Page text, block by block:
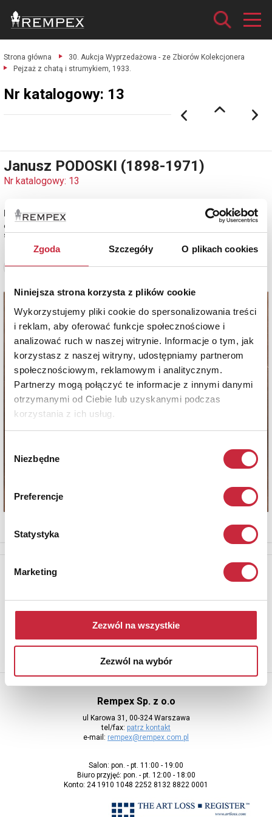
Zgoda Szczegóły O plikach cookies
Niniejsza strona korzysta z plików cookie
Wykorzystujemy pliki cookie do spersonalizowania treści
i reklam, aby oferować funkcje społecznościowe i
analizować ruch w naszej witrynie. Informacje o tym, jak
korzystasz z naszej witryny, udostępniamy partnerom
społecznościowym, reklamowym i analitycznym.
Partnerzy mogą połączyć te informacje z innymi danymi
otrzymanymi od Ciebie lub uzyskanymi podczas
korzystania z ich usług.
zgody
Niezbędne
Preferencje
Statystyka
Marketing
Zezwól na wszystkie
Zezwól na wybór
Strona główna
30. Aukcja Wyprzedażowa - ze Zbiorów Kolekcjonera
Pejzaż z chatą i strumykiem, 1933.
Nr katalogowy: 13
Janusz PODOSKI (1898-1971)
Nr katalogowy: 13
Pejzaż z chatą i strumykiem, 1933
olej, płyta; 45,5 x 57 cm;
sygn. p. d.: J. Podoski 1933.
Zobacz pełne informacje
adres e-mail
Rempex Sp. z o.o
ul Karowa 31, 00-324 Warszawa
tel/fax: patrz kontakt
e-mail: rempex@rempex.com.pl
Salon: pon. - pt. 11:00 - 19:00
Biuro przyjęć: pon. - pt. 12:00 - 18:00
Konto: 24 1910 1048 2252 8132 8822 0001